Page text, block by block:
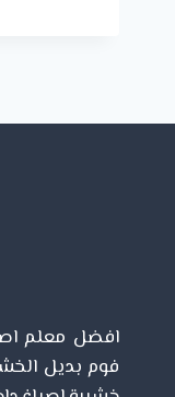
افضل معلم
فوم بديل